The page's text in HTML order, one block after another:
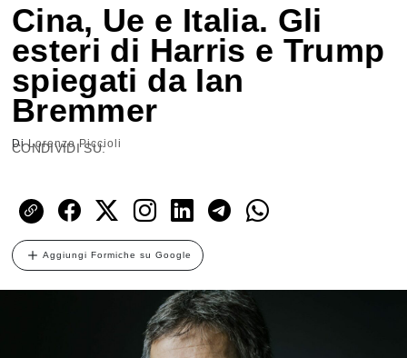
Cina, Ue e Italia. Gli
esteri di Harris e Trump
spiegati da Ian
Bremmer
DiLorenzo Piccioli
CONDIVIDI SU:
Aggiungi Formiche su Google